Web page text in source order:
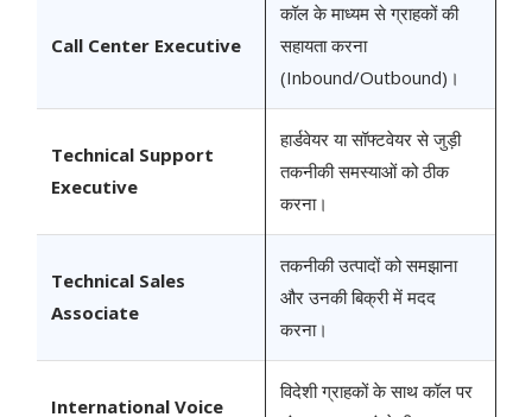
Call Center Executive
कॉल के माध्यम से ग्राहकों की
सहायता करना
(Inbound/Outbound)।
Technical Support
Executive
हार्डवेयर या सॉफ्टवेयर से जुड़ी
तकनीकी समस्याओं को ठीक
करना।
Technical Sales
Associate
तकनीकी उत्पादों को समझाना
और उनकी बिक्री में मदद
करना।
International Voice
विदेशी ग्राहकों के साथ कॉल पर